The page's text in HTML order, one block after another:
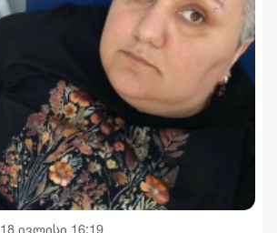
18 ივლისი 16:19